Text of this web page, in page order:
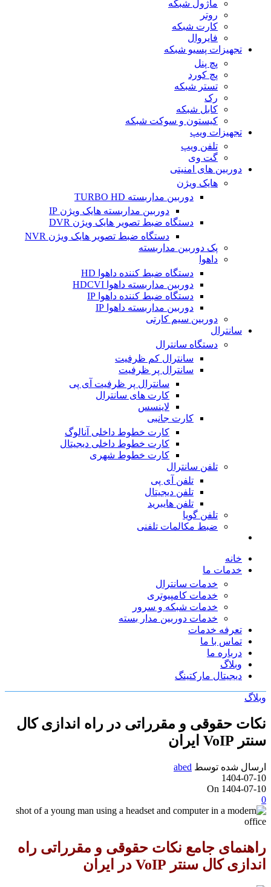
ماژول شبکه
روتر
کارت شبکه
فایروال
تجهیزات پسیو شبکه
پچ پنل
پچ کورد
تستر شبکه
رک
کابل شبکه
کیستون و سوکت شبکه
تجهیزات ویپ
تلفن ویپ
گت وی
دوربین های امنیتی
هایک ویژن
دوربین مداربسته TURBO HD
دوربین مداربسته هایک ویژن IP
دستگاه ضبط تصویر هایک ویژن DVR
دستگاه ضبط تصویر هایک ویژن NVR
پک دوربین مداربسته
داهوا
دستگاه ضبط کننده داهوا HD
دوربین مداربسته داهوا HDCVI
دستگاه ضبط کننده داهوا IP
دوربین مداربسته داهوا IP
دوربین سیم کارتی
سانترال
دستگاه سانترال
سانترال کم ظرفیت
سانترال پر ظرفیت
سانترال پر ظرفیت آی پی
کارت های سانترال
لاینسس
کارت جانبی
کارت خطوط داخلی آنالوگ
کارت خطوط داخلی دیجیتال
کارت خطوط شهری
تلفن سانترال
تلفن آی پی
تلفن دیجیتال
تلفن هایبرید
تلفن گویا
ضبط مکالمات تلفنی
خانه
خدمات ما
خدمات سانترال
خدمات کامپیوتری
خدمات شبکه و سرور
خدمات دوربین مدار بسته
تعرفه خدمات
تماس با ما
درباره ما
وبلاگ
دیجیتال مارکتینگ
وبلاگ
نکات حقوقی و مقرراتی در راه اندازی کال
سنتر VoIP ایران
ارسال شده توسط abed
1404-07-10
On 1404-07-10
0
راهنمای جامع نکات حقوقی و مقرراتی راه
اندازی کال سنتر VoIP در ایران